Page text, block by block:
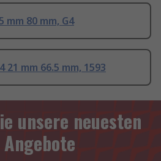
mm 80 mm, G4
21 mm 66.5 mm, 1593
unsere neuesten